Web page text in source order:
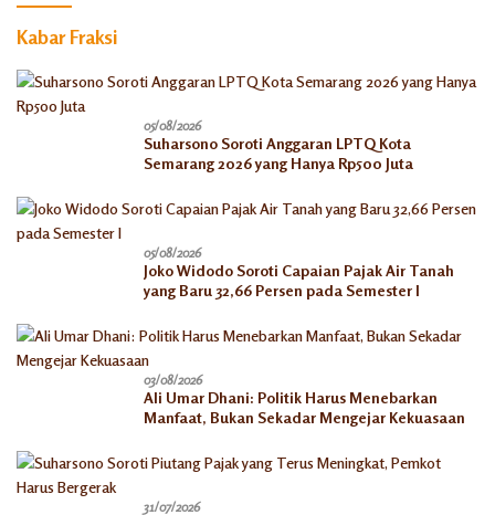
Kabar Fraksi
05/08/2026
Suharsono Soroti Anggaran LPTQ Kota
Semarang 2026 yang Hanya Rp500 Juta
05/08/2026
Joko Widodo Soroti Capaian Pajak Air Tanah
yang Baru 32,66 Persen pada Semester I
03/08/2026
Ali Umar Dhani: Politik Harus Menebarkan
Manfaat, Bukan Sekadar Mengejar Kekuasaan
31/07/2026